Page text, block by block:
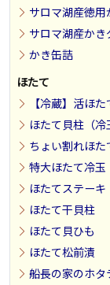
サロマ湖産徳用
サロマ湖産かき
かき缶詰
ほたて
【冷蔵】活ほ
ほたて貝柱（冷
ちょい割れほた
特大ほたて冷玉
ほたてステーキ
ほたて干貝柱
ほたて貝ひも
ほたて松前漬
船長の家のホタ